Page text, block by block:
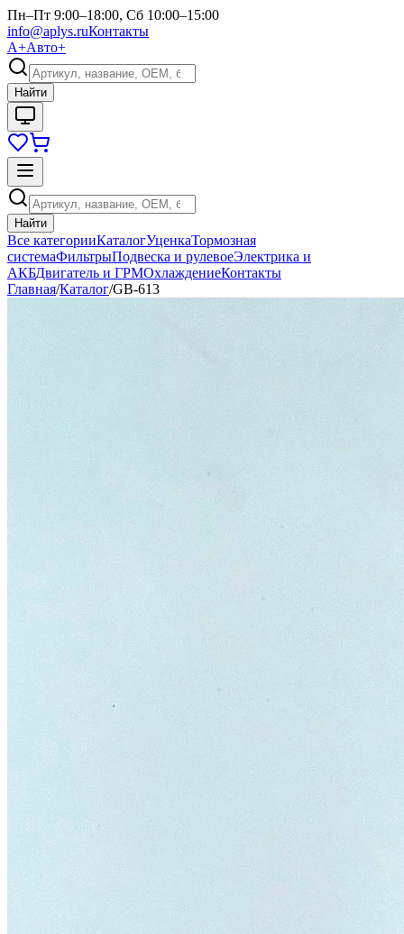
Пн–Пт 9:00–18:00, Сб 10:00–15:00
info@aplys.ruКонтакты
А+Авто+
Найти
Найти
Все категорииКаталогУценкаТормозная
системаФильтрыПодвеска и рулевоеЭлектрика и
АКБДвигатель и ГРМОхлаждениеКонтакты
Главная/Каталог/GB-613